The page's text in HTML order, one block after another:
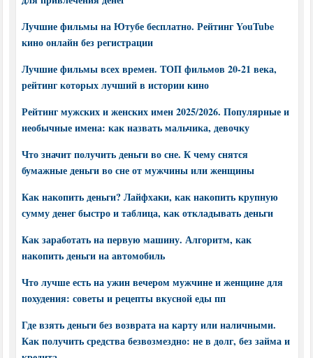
Лучшие фильмы на Ютубе бесплатно. Рейтинг YouTube
кино онлайн без регистрации
Лучшие фильмы всех времен. ТОП фильмов 20-21 века,
рейтинг которых лучший в истории кино
Рейтинг мужских и женских имен 2025/2026. Популярные и
необычные имена: как назвать мальчика, девочку
Что значит получить деньги во сне. К чему снятся
бумажные деньги во сне от мужчины или женщины
Как накопить деньги? Лайфхаки, как накопить крупную
сумму денег быстро и таблица, как откладывать деньги
Как заработать на первую машину. Алгоритм, как
накопить деньги на автомобиль
Что лучше есть на ужин вечером мужчине и женщине для
похудения: советы и рецепты вкусной еды пп
Где взять деньги без возврата на карту или наличными.
Как получить средства безвозмездно: не в долг, без займа и